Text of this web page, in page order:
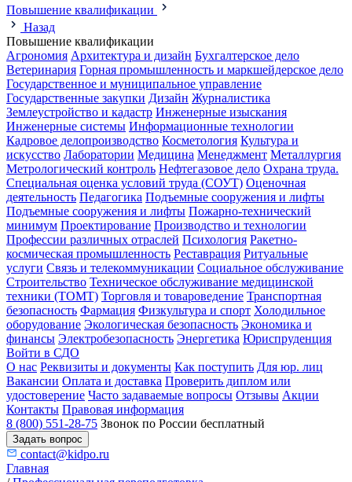
Повышение квалификации
Назад
Повышение квалификации
Агрономия Архитектура и дизайн Бухгалтерское дело
Ветеринария Горная промышленность и маркшейдерское дело
Государственное и муниципальное управление
Государственные закупки Дизайн Журналистика
Землеустройство и кадастр Инженерные изыскания
Инженерные системы Информационные технологии
Кадровое делопроизводство Косметология Культура и
искусство Лаборатории Медицина Менеджмент Металлургия
Метрологический контроль Нефтегазовое дело Охрана труда.
Специальная оценка условий труда (СОУТ) Оценочная
деятельность Педагогика Подъемные сооружения и лифты
Подъемные сооружения и лифты Пожарно-технический
минимум Проектирование Производство и технологии
Профессии различных отраслей Психология Ракетно-
космическая промышленность Реставрация Ритуальные
услуги Связь и телекоммуникации Социальное обслуживание
Строительство Техническое обслуживание медицинской
техники (ТОМТ) Торговля и товароведение Транспортная
безопасность Фармация Физкультура и спорт Холодильное
оборудование Экологическая безопасность Экономика и
финансы Электробезопасность Энергетика Юриспруденция
Войти в СДО
О нас Реквизиты и документы Как поступить Для юр. лиц
Вакансии Оплата и доставка Проверить диплом или
удостоверение Часто задаваемые вопросы Отзывы Акции
Контакты Правовая информация
8 (800) 551-28-75 Звонок по России бесплатный
Задать вопрос
contact@kidpo.ru
Главная